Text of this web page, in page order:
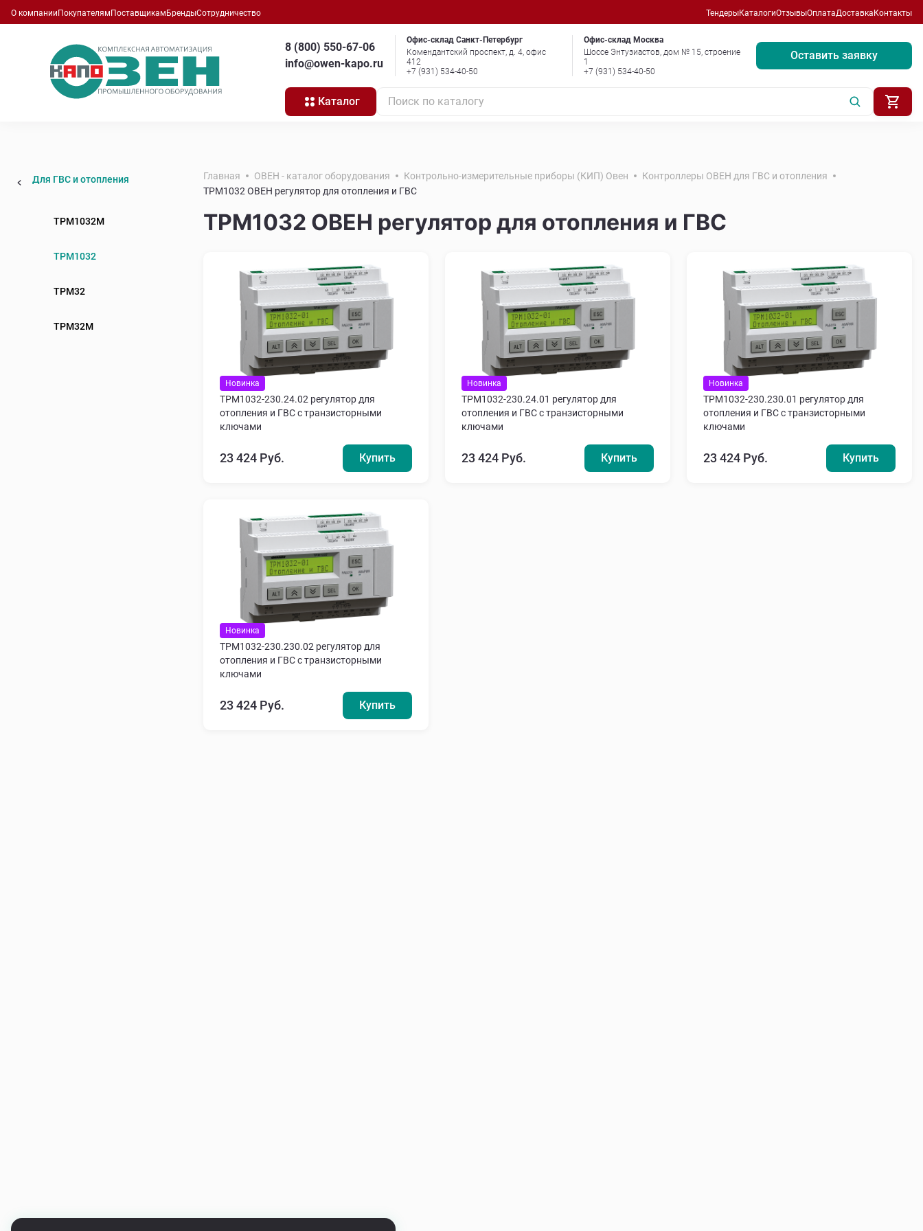
О компании Покупателям Поставщикам БрендыСотрудничество ТендерыКаталогиОтзывыОплатаДоставка Контакты
8 (800) 550-67-06
info@owen-kapo.ru
Офис-склад Санкт-Петербург
Комендантский проспект, д. 4, офис
412
+7 (931) 534-40-50
Офис-склад Москва
Шоссе Энтузиастов, дом № 15, строение
1
+7 (931) 534-40-50
Оставить заявку
Каталог Поиск по каталогу
Для ГВС и отопления
ТРМ1032М
ТРМ1032
ТРМ32
ТРМ32М
Главная ОВЕН - каталог оборудования Контрольно-измерительные приборы (КИП) Овен
Контроллеры ОВЕН для ГВС и отопления
ТРМ1032 ОВЕН регулятор для отопления и ГВС
ТРМ1032 ОВЕН регулятор для отопления и ГВС
Новинка
ТРМ1032-230.24.02 регулятор для
отопления и ГВС с транзисторными
ключами
23 424 Руб. Купить
Новинка
ТРМ1032-230.24.01 регулятор для
отопления и ГВС с транзисторными
ключами
23 424 Руб. Купить
Новинка
ТРМ1032-230.230.01 регулятор для
отопления и ГВС с транзисторными
ключами
23 424 Руб. Купить
Новинка
ТРМ1032-230.230.02 регулятор для
отопления и ГВС с транзисторными
ключами
23 424 Руб. Купить